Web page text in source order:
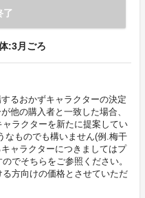
了
:3月ごろ
るおかずキャラクターの決定
他の購入者と一致した場合、
ラクターを新たに提案してい
なものでも構いません(例.梅干
ャラクターにつきましてはプ
でそちらをご参照ください。
方向けの価格とさせていただ